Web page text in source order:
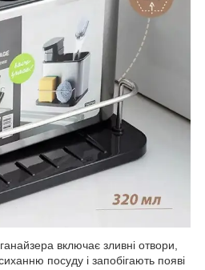
включає зливні отвори,
посуду і запобігають появі